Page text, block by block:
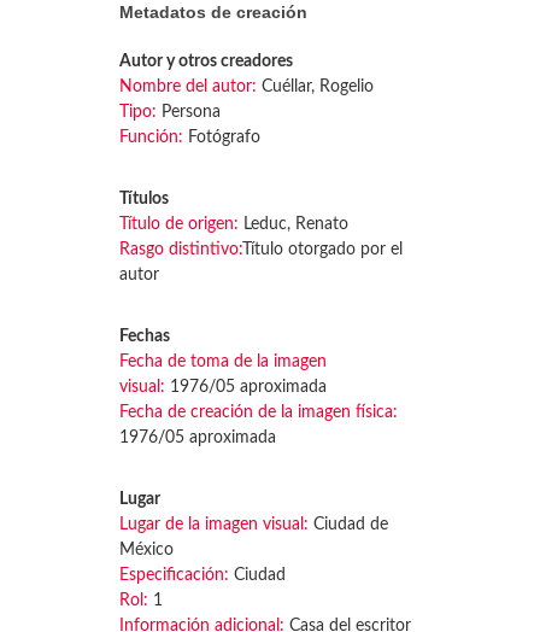
Metadatos de creación
Autor y otros creadores
Nombre del autor: Cuéllar, Rogelio
Tipo: Persona
Función: Fotógrafo
Títulos
Título de origen: Leduc, Renato
Rasgo distintivo: Título otorgado por el
autor
Fechas
Fecha de toma de la imagen
visual: 1976/05 aproximada
Fecha de creación de la imagen física:
1976/05 aproximada
Lugar
Lugar de la imagen visual: Ciudad de
México
Especificación: Ciudad
Rol: 1
Información adicional: Casa del escritor